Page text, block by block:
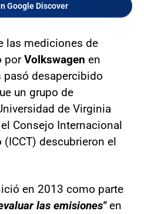
Google Discover
las mediciones de
porVolkswagen en
desapercibido
un grupo de
de Virginia
Consejo Internacional
descubrieron el
en 2013 como parte
las emisiones"en